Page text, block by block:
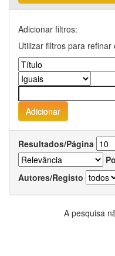
Adicionar filtros:
Utilizar filtros para
Resultados/Página
Autores/Registo
A pesquisa